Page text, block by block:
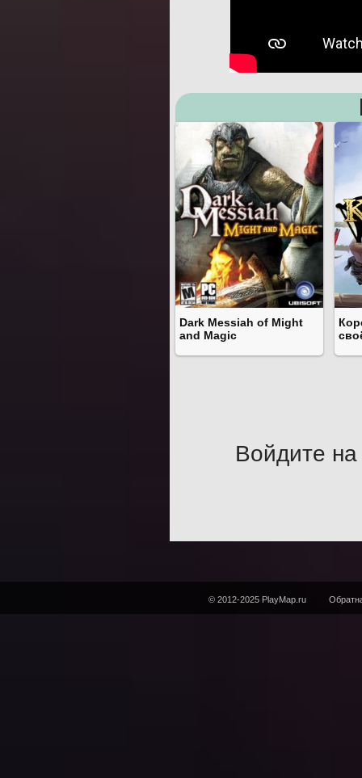
Dark Messiah of Might
and Magic
Войдите на
© 2012-2025 PlayMap.ru